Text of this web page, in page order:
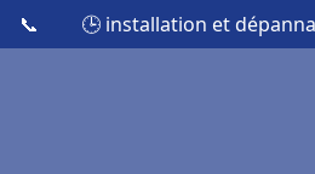
📞 🕒 installation et